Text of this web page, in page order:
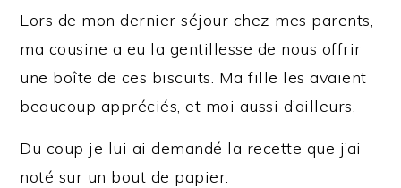
Lors de mon dernier séjour chez mes parents,
ma cousine a eu la gentillesse de nous offrir
une boîte de ces biscuits. Ma fille les avaient
beaucoup appréciés, et moi aussi d’ailleurs.
Du coup je lui ai demandé la recette que j’ai
noté sur un bout de papier.